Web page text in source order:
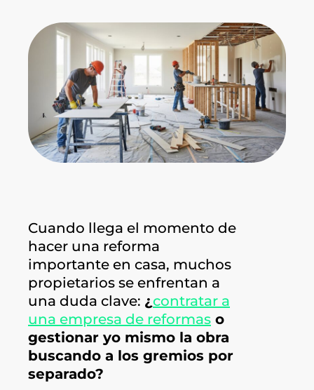
Cuando llega el momento de
hacer una reforma
importante en casa, muchos
propietarios se enfrentan a
una duda clave: ¿contratar a
una empresa de reformas o
gestionar yo mismo la obra
buscando a los gremios por
separado?